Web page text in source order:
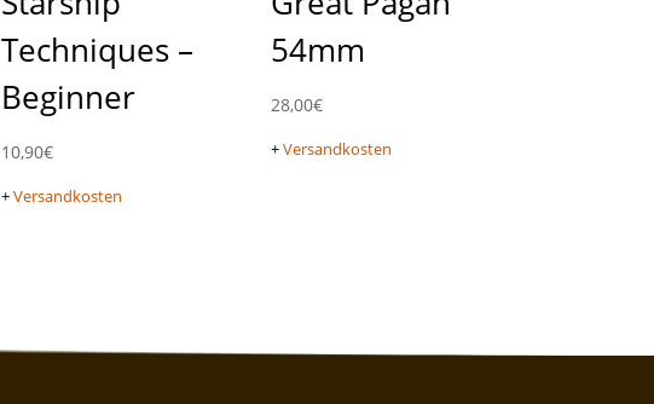
Techniques –
Beginner
10,90€
+Versandkosten
54mm
28,00€
+Versandkosten